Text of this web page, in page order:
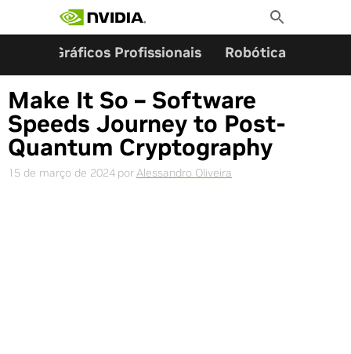
Toggle
Search
Gráficos Profissionais Robótica
Make It So – Software
Speeds Journey to Post-
Quantum Cryptography
15 de março de 2024 por Alessandro Oliveira